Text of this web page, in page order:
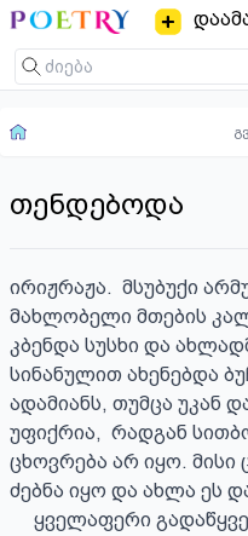
თენდებოდა
ირიჟრაჟა.  მსუბუქი
მახლობელი მთების
კბენდა სუსხი და
სინანულით ახენებდა
ადამიანს, თუმცა უკან
უფიქრია,  რადგან
ცხოვრება არ იყო.
ძებნა იყო და ახლა ეს